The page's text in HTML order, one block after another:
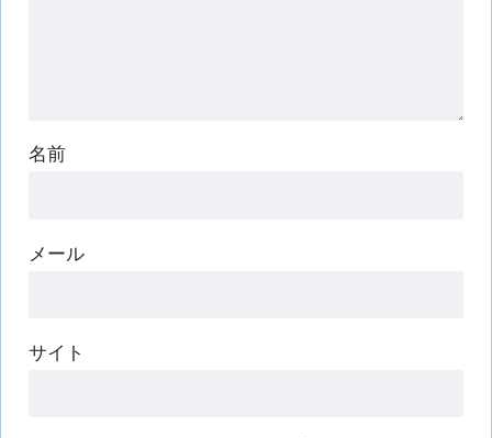
名前
メール
サイト